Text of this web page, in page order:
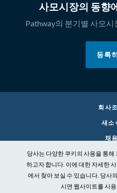
사모시장의 동향
Pathway의 분기별 사모
등록
회사
새소
채용
법
개인
당사는 다양한 쿠키의 사용을 통
하고자 합니다. 이에 대한 자세한
에서 찾아 보실 수 있습니다. 당사
시면 웹사이트를 사